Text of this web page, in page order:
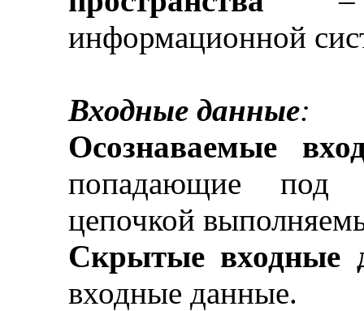
информационной
Входные данные:
Осознаваемые
попадающие под
цепочкой
Скрытые входные
входные данные.